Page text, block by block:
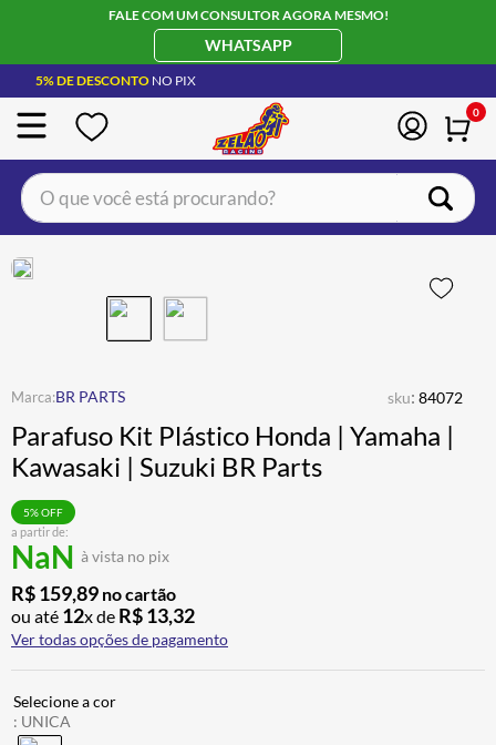
FALE COM UM CONSULTOR AGORA MESMO!
WHATSAPP
5% DE DESCONTO NO PIX
0
O que você está procurando?
BR PARTS sku: 84072
Parafuso Kit Plástico Honda | Yamaha |
Kawasaki | Suzuki BR Parts
a partir de:
NaN à vista no pix
5% OFF
R$159,89 no cartão
ou até 12x de R$13,32
Ver todas opções de pagamento
: UNICA
BOTA
4º ÓCULOS SOLAR
5º LUVA
6º ALPINESTAR
7º
8 º CALÇA
9º AIROH
10º BOTAS